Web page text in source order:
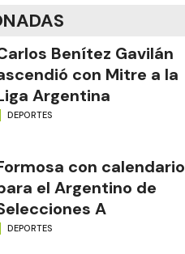
Benítez Gavilán
con Mitre a la
Argentina
DEPORTES
con calendario
el Argentino de
A
DEPORTES